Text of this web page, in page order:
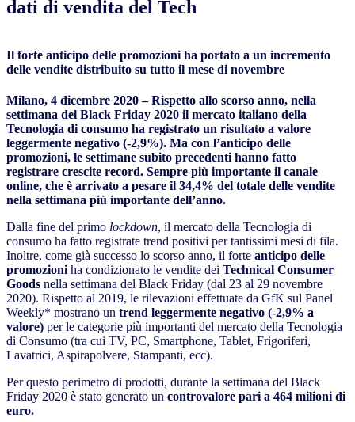
dati di vendita del Tech
Il forte anticipo delle promozioni ha portato a un incremento
delle vendite distribuito su tutto il mese di novembre
Milano, 4 dicembre 2020 – Rispetto allo scorso anno, nella
settimana del Black Friday 2020 il mercato italiano della
Tecnologia di consumo ha registrato un risultato a valore
leggermente negativo (-2,9%). Ma con l’anticipo delle
promozioni, le settimane subito precedenti hanno fatto
registrare crescite record. Sempre più importante il canale
online, che è arrivato a pesare il 34,4% del totale delle vendite
nella settimana più importante dell’anno.
Dalla fine del primo lockdown, il mercato della Tecnologia di
consumo ha fatto registrate trend positivi per tantissimi mesi di fila.
Inoltre, come già successo lo scorso anno, il forte anticipo delle
promozioni ha condizionato le vendite dei Technical Consumer
Goods nella settimana del Black Friday (dal 23 al 29 novembre
2020). Rispetto al 2019, le rilevazioni effettuate da GfK sul Panel
Weekly* mostrano un trend leggermente negativo (-2,9% a
valore) per le categorie più importanti del mercato della Tecnologia
di Consumo (tra cui TV, PC, Smartphone, Tablet, Frigoriferi,
Lavatrici, Aspirapolvere, Stampanti, ecc).
Per questo perimetro di prodotti, durante la settimana del Black
Friday 2020 è stato generato un controvalore pari a 464 milioni di
euro.